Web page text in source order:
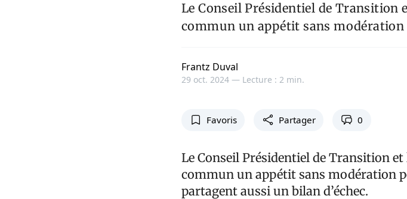
Le Conseil Présidentiel de
commun un appétit sans
Frantz Duval
29 oct. 2024 — Lecture : 2 min.
Favoris Partager 0
Le Conseil Présidentiel de Transition
commun un appétit sans modération
partagent aussi un bilan d’échec.